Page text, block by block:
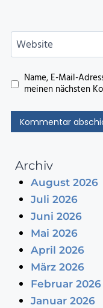
Website
Name, E-Mail-
meinen nächsten
Archiv
August 2026
Juli 2026
Juni 2026
Mai 2026
April 2026
März 2026
Februar 2026
Januar 2026